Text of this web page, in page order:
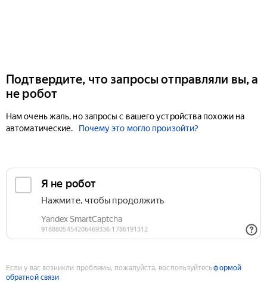
Подтвердите, что запросы отправляли вы, а
не робот
Нам очень жаль, но запросы с вашего устройства похожи на
автоматические.
Почему это могло произойти?
Если у вас возникли проблемы, пожалуйста, воспользуйтесьформой
обратной связи